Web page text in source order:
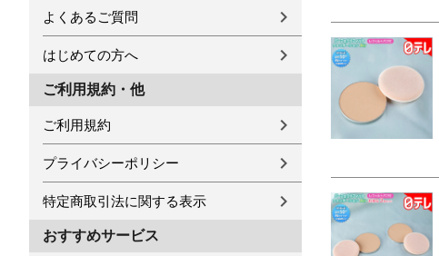
よくあるご質問
はじめての方へ
ご利用規約・他
ご利用規約
プライバシーポリシー
特定商取引法に関する表示
おすすめサービス